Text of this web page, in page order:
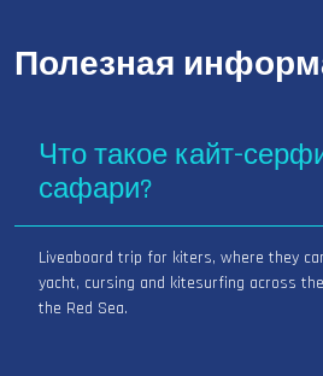
Полезная
Что такое кайт-
сафари?
Liveaboard trip for kiters, where they
yacht, cursing and kitesurfing across
the Red Sea.